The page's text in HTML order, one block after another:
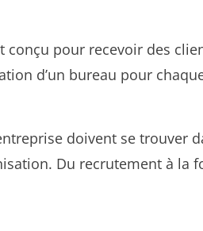
conçu pour recevoir des
d’un bureau pour
doivent se trouver
Du recrutement à la